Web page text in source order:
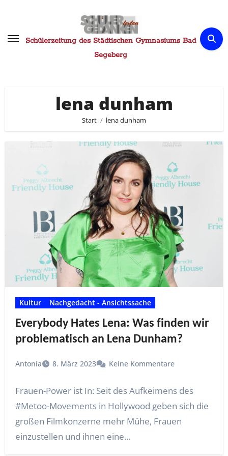
springenSchülerzeitung des Städtischen Gymnasiums Bad
Segeberg
lena dunham
Start lena dunham
Kultur Nachgedacht - Ansichtssache
Everybody Hates Lena: Was finden wir
problematisch an Lena Dunham?
Antonia 8. März 2023 Keine Kommentare
Frauen-Power ist In: Seit des Aufkeimens des
#Metoo-Movements in Hollywood geben sich die
großen Filmkonzerne mehr Mühe, Frauen
einzustellen und ihnen eine…